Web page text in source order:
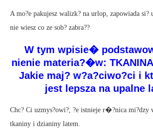
A mo?e pakujesz walizk? na urlop, zapowiada
nie wiesz co ze sob? zabra??
W tym wpisie�
nienie materia?�w:
Jakie maj? w?a?ciwo?ci i
jest lepsza na upalne
Chc? Ci uzmys?owi?, ?e istnieje r�?nica mi?dzy
tkaniny i dzianiny latem.